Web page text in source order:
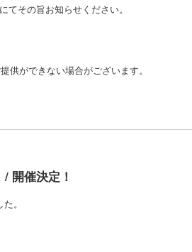
その旨お知らせください。
供ができない場合がございます。
開催決定！
。